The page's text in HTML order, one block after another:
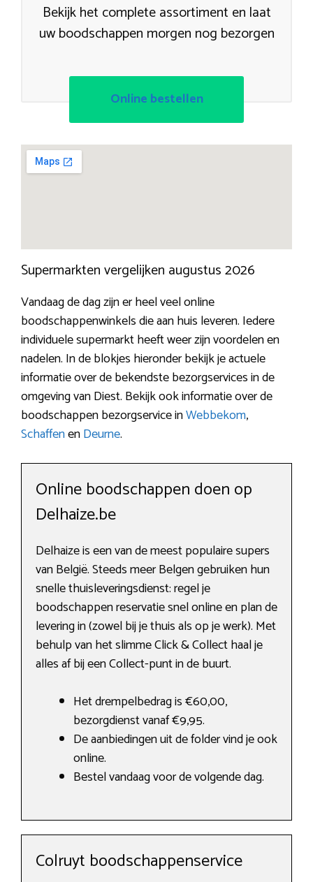
Bekijk het complete assortiment en laat
uw boodschappen morgen nog bezorgen
Online bestellen
Supermarkten vergelijken augustus 2026
Vandaag de dag zijn er heel veel online
boodschappenwinkels die aan huis leveren. Iedere
individuele supermarkt heeft weer zijn voordelen en
nadelen. In de blokjes hieronder bekijk je actuele
informatie over de bekendste bezorgservices in de
omgeving van Diest. Bekijk ook informatie over de
boodschappen bezorgservice inWebbekom,
SchaffenenDeurne.
Online boodschappen doen op
Delhaize.be
Delhaize is een van de meest populaire supers
van België. Steeds meer Belgen gebruiken hun
snelle thuisleveringsdienst: regel je
boodschappen reservatie snel online en plan de
levering in (zowel bij je thuis als op je werk). Met
behulp van het slimme Click & Collect haal je
alles af bij een Collect-punt in de buurt.
Het drempelbedrag is €60,00,
bezorgdienst vanaf €9,95.
De aanbiedingen uit de folder vind je ook
online.
Bestel vandaag voor de volgende dag.
Colruyt boodschappenservice